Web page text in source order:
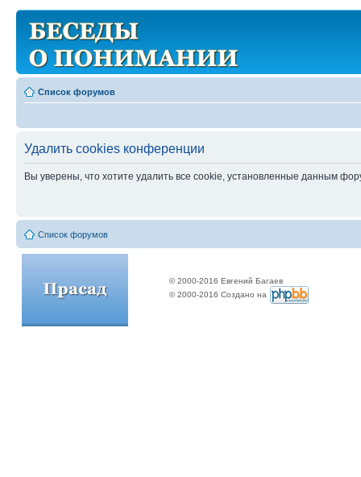
Список форумов
Удалить cookies конференции
Вы уверены, что хотите удалить все cookie, установленные данным
Список форумов
© 2000-2016 Евгений Багаев
© 2000-2016 Создано на